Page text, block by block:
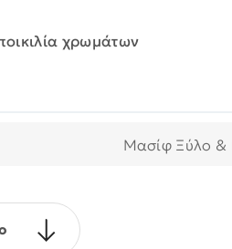
χρωμάτων
Μασίφ Ξύλο &